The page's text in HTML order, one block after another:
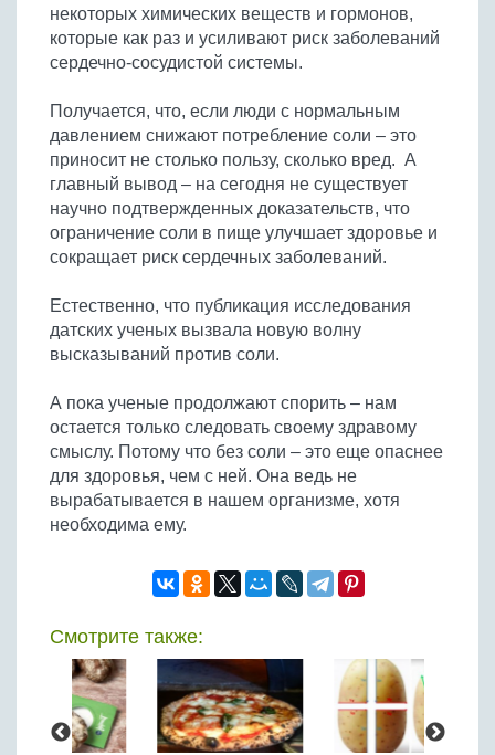
некоторых химических веществ и гормонов,
которые как раз и усиливают риск заболеваний
сердечно-сосудистой системы.
Получается, что, если люди с нормальным
давлением снижают потребление соли – это
приносит не столько пользу, сколько вред. А
главный вывод – на сегодня не существует
научно подтвержденных доказательств, что
ограничение соли в пище улучшает здоровье и
сокращает риск сердечных заболеваний.
Естественно, что публикация исследования
датских ученых вызвала новую волну
высказываний против соли.
А пока ученые продолжают спорить – нам
остается только следовать своему здравому
смыслу. Потому что без соли – это еще опаснее
для здоровья, чем с ней. Она ведь не
вырабатывается в нашем организме, хотя
необходима ему.
Смотрите также: